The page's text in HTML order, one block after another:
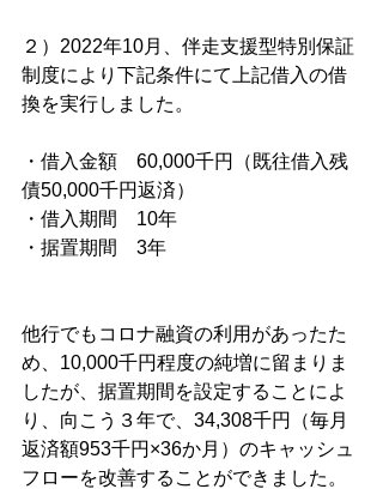
２）2022年10月、伴走支援型特別保証
制度により下記条件にて上記借入の借
換を実行しました。
・借入金額　60,000千円（既往借入残
債50,000千円返済）
・借入期間　10年
・据置期間　3年
他行でもコロナ融資の利用があったた
め、10,000千円程度の純増に留まりま
したが、据置期間を設定することによ
り、向こう３年で、34,308千円（毎月
返済額953千円×36か月）のキャッシュ
フローを改善することができました。